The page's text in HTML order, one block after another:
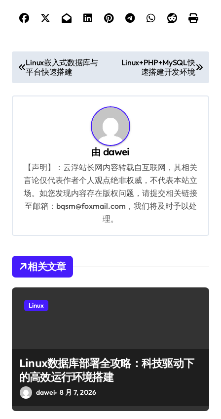
章
导
Linux嵌入式数据库与
平台快速搭建
Linux+PHP+MySQL快
速搭建开发环境
由dawei
【声明】：云浮站长网内容转载自互联网，其相关
言论仅代表作者个人观点绝非权威，不代表本站立
场。如您发现内容存在版权问题，请提交相关链接
至邮箱：bqsm@foxmail.com，我们将及时予以处
理。
相关文章
Linux
Linux数据库部署全攻略：科技驱动下
的高效运行环境搭建
dawei 8 月 7, 2026